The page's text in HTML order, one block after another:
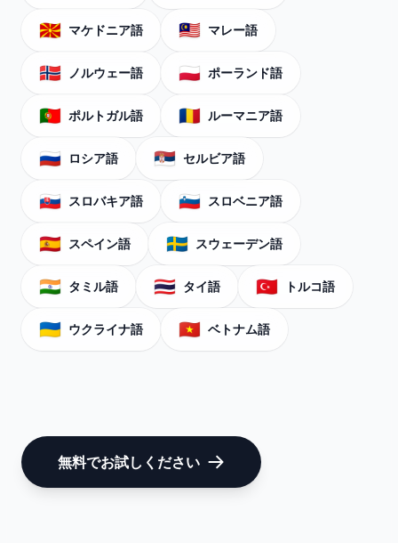
🇲🇰 マケドニア語 🇲🇾 マレー語
🇳🇴 ノルウェー語 🇵🇱 ポーランド語
🇵🇹 ポルトガル語 🇷🇴 ルーマニア語
🇷🇺 ロシア語 🇷🇸 セルビア語
🇸🇰 スロバキア語 🇸🇮 スロベニア語
🇪🇸 スペイン語 🇸🇪 スウェーデン語
🇮🇳 タミル語 🇹🇭 タイ語 🇹🇷 トルコ語
🇺🇦 ウクライナ語 🇻🇳 ベトナム語
無料でお試しください